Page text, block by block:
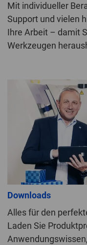
Mit individueller
Support und vielen
Ihre Arbeit – damit
Werkzeugen
Downloads
Alles für den
Laden Sie